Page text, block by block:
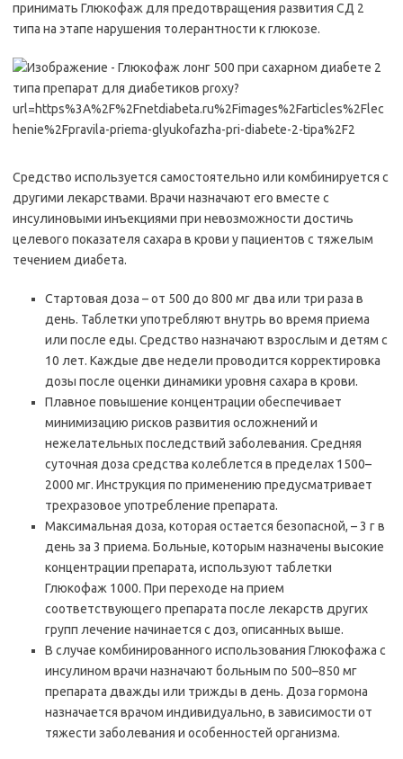
принимать Глюкофаж для предотвращения развития СД 2
типа на этапе нарушения толерантности к глюкозе.
Средство используется самостоятельно или комбинируется с
другими лекарствами. Врачи назначают его вместе с
инсулиновыми инъекциями при невозможности достичь
целевого показателя сахара в крови у пациентов с тяжелым
течением диабета.
Стартовая доза – от 500 до 800 мг два или три раза в
день. Таблетки употребляют внутрь во время приема
или после еды. Средство назначают взрослым и детям с
10 лет. Каждые две недели проводится корректировка
дозы после оценки динамики уровня сахара в крови.
Плавное повышение концентрации обеспечивает
минимизацию рисков развития осложнений и
нежелательных последствий заболевания. Средняя
суточная доза средства колеблется в пределах 1500–
2000 мг. Инструкция по применению предусматривает
трехразовое употребление препарата.
Максимальная доза, которая остается безопасной, – 3 г в
день за 3 приема. Больные, которым назначены высокие
концентрации препарата, используют таблетки
Глюкофаж 1000. При переходе на прием
соответствующего препарата после лекарств других
групп лечение начинается с доз, описанных выше.
В случае комбинированного использования Глюкофажа с
инсулином врачи назначают больным по 500–850 мг
препарата дважды или трижды в день. Доза гормона
назначается врачом индивидуально, в зависимости от
тяжести заболевания и особенностей организма.